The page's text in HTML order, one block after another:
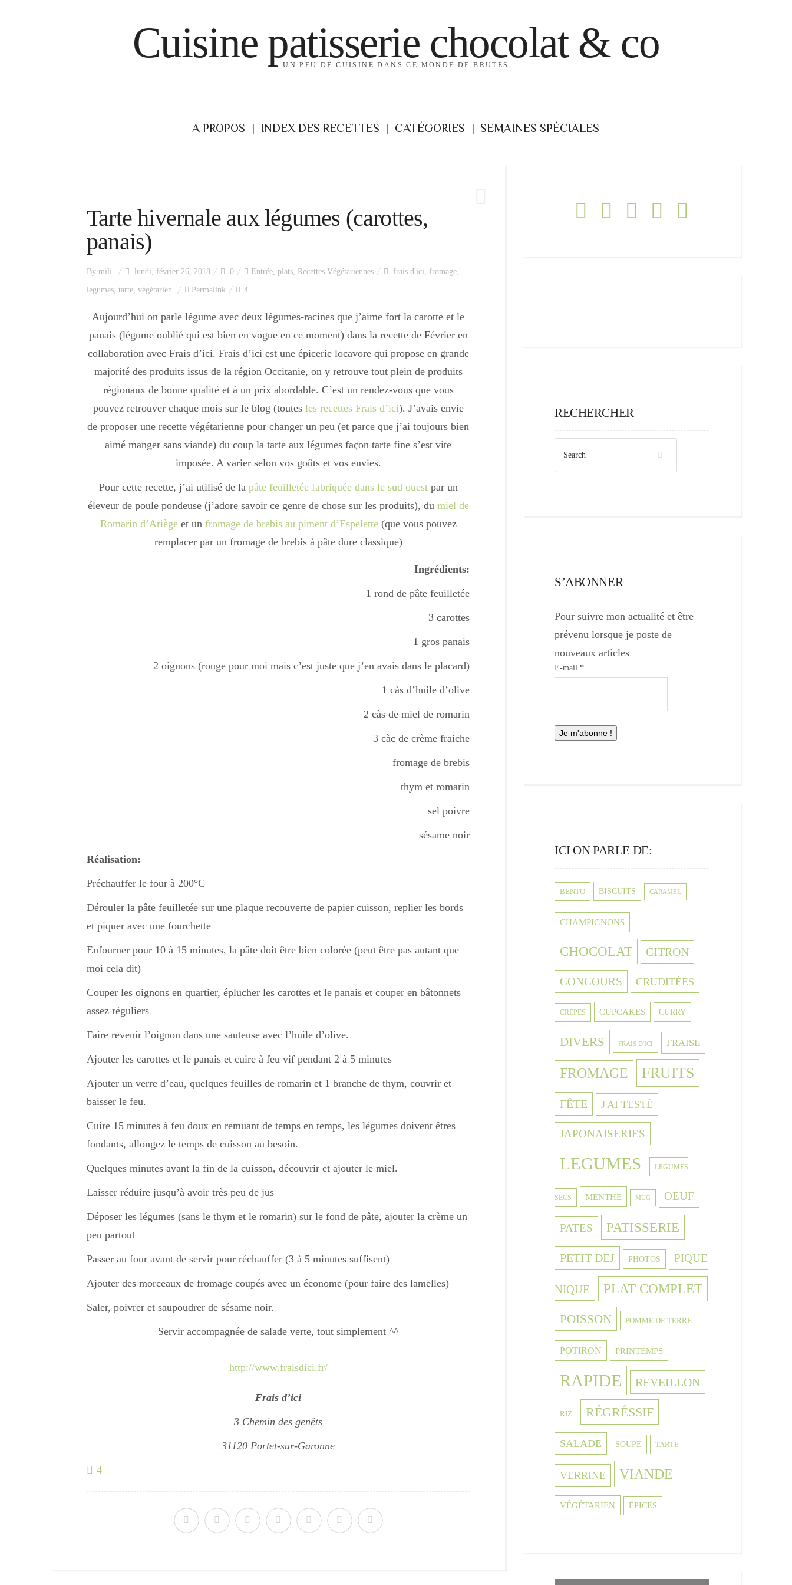
Cuisine patisserie chocolat & co
UN PEU DE CUISINE DANS CE MONDE DE BRUTES
A PROPOS INDEX DES RECETTES CATÉGORIES SEMAINES SPÉCIALES
Tarte hivernale aux légumes (carottes,
panais)
By mili lundi, février 26, 2018 0 Entrée, plats, Recettes Végétariennes frais d'ici, fromage,
legumes, tarte, végétarien Permalink 4
Aujourd’hui on parle légume avec deux légumes-racines que j’aime fort la carotte et le
panais (légume oublié qui est bien en vogue en ce moment) dans la recette de Février en
collaboration avec Frais d’ici. Frais d’ici est une épicerie locavore qui propose en grande
majorité des produits issus de la région Occitanie, on y retrouve tout plein de produits
régionaux de bonne qualité et à un prix abordable. C’est un rendez-vous que vous
pouvez retrouver chaque mois sur le blog (toutes les recettes Frais d’ici). J’avais envie
de proposer une recette végétarienne pour changer un peu (et parce que j’ai toujours bien
aimé manger sans viande) du coup la tarte aux légumes façon tarte fine s’est vite
imposée. A varier selon vos goûts et vos envies.
Pour cette recette, j’ai utilisé de la pâte feuilletée fabriquée dans le sud ouestpar un
éleveur de poule pondeuse (j’adore savoir ce genre de chose sur les produits), du miel de
Romarin d’Ariègeet un fromage de brebis au piment d’Espelette(que vous pouvez
remplacer par un fromage de brebis à pâte dure classique)
Ingrédients:
1 rond de pâte feuilletée
3 carottes
1 gros panais
2 oignons (rouge pour moi mais c’est juste que j’en avais dans le placard)
1 càs d’huile d’olive
2 càs de miel de romarin
3 càc de crème fraiche
fromage de brebis
thym et romarin
sel poivre
sésame noir
Réalisation:
Préchauffer le four à 200°C
Dérouler la pâte feuilletée sur une plaque recouverte de papier cuisson, replier les bords
et piquer avec une fourchette
Enfourner pour 10 à 15 minutes, la pâte doit être bien colorée (peut être pas autant que
moi cela dit)
Couper les oignons en quartier, éplucher les carottes et le panais et couper en bâtonnets
assez réguliers
Faire revenir l’oignon dans une sauteuse avec l’huile d’olive.
Ajouter les carottes et le panais et cuire à feu vif pendant 2 à 5 minutes
Ajouter un verre d’eau, quelques feuilles de romarin et 1 branche de thym, couvrir et
baisser le feu.
Cuire 15 minutes à feu doux en remuant de temps en temps, les légumes doivent êtres
fondants, allongez le temps de cuisson au besoin.
Quelques minutes avant la fin de la cuisson, découvrir et ajouter le miel.
Laisser réduire jusqu’à avoir très peu de jus
Déposer les légumes (sans le thym et le romarin) sur le fond de pâte, ajouter la crème un
peu partout
Passer au four avant de servir pour réchauffer (3 à 5 minutes suffisent)
Ajouter des morceaux de fromage coupés avec un économe (pour faire des lamelles)
Saler, poivrer et saupoudrer de sésame noir.
Servir accompagnée de salade verte, tout simplement ^^
http://www.fraisdici.fr/
Frais d’ici
3 Chemin des genêts
31120 Portet-sur-Garonne
4
RECHERCHER
S’ABONNER
Pour suivre mon actualité et être
prévenu lorsque je poste de
nouveaux articles
E-mail *
ICI ON PARLE DE:
BENTO BISCUITS CARAMEL
CHAMPIGNONS
CHOCOLAT CITRON
CONCOURS CRUDITÉES
CRÈPES CUPCAKES CURRY
DIVERS FRAIS D'ICI FRAISE
FROMAGE FRUITS
FÊTE J'AI TESTÉ
JAPONAISERIES
LEGUMES LEGUMES
SECS MENTHE MUG OEUF
PATES PATISSERIE
PETIT DEJ PHOTOS PIQUE
NIQUE PLAT COMPLET
POISSON POMME DE TERRE
POTIRON PRINTEMPS
RAPIDE REVEILLON
RIZ RÉGRÉSSIF
SALADE SOUPE TARTE
VERRINE VIANDE
VÉGÉTARIEN ÉPICES